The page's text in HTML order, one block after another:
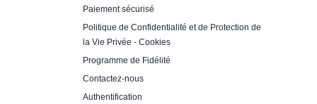
Paiement sécurisé
Politique de Confidentialité et de Protection de
la Vie Privée - Cookies
Programme de Fidélité
Contactez-nous
Authentification